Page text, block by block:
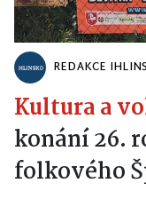
REDAKCE
Kultura a
konání 26.
folkového